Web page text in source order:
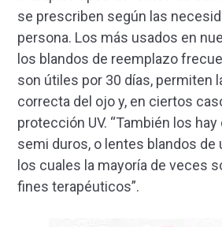
se prescriben según las
persona. Los más usados en
los blandos de reemplazo
son útiles por 30 días, permiten
correcta del ojo y, en ciertos
protección UV. “También los
semi duros, o lentes blandos de
los cuales la mayoría de veces
fines terapéuticos”.